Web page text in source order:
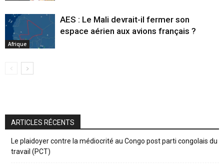
Afrique
AES : Le Mali devrait-il fermer son
espace aérien aux avions français ?
ARTICLES RÉCENTS
Le plaidoyer contre la médiocrité au Congo post parti congolais du
travail (PCT)